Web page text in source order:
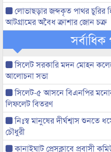
লোভাছড়ার জব্দকৃত পাথর চুরির
আটগ্রামের অবৈধ ক্রাশার জোন চক্র
সিলেট সরকারি মদন মোহন
আলোচনা সভা
সিলেট-৫ আসনে বিএনপির
লিফলেট বিতরণ
নিঃস্ব মানুষের দীর্ঘশ্বাস শুনতে
চৌধুরী
কানাইঘাট প্রেসক্লাবে প্রবাসী